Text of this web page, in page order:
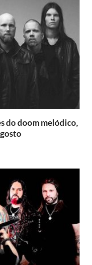
do doom melódico,